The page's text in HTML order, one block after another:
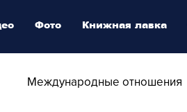
Международные отношения
Фото Книжная лавка